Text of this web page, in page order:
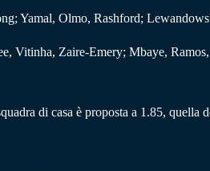
Yamal, Olmo, Rashford;
Vitinha, Zaire-Emery; Mbaye,
di casa è proposta a 1.85, quella